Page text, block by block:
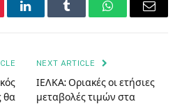
LinkedInTumblr WhatsAppEmail
θα
NEXT ARTICLE
ΙΕΛΚΑ: Οριακές οι ετήσιες
μεταβολές τιμών στα